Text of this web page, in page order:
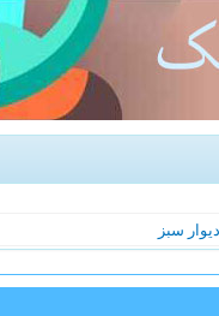
سبز